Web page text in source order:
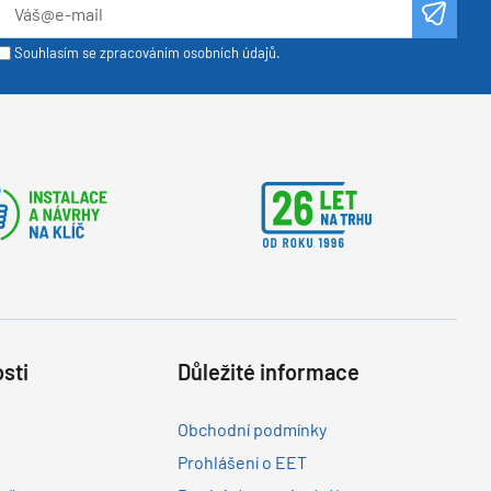
Souhlasím se zpracováním osobních údajů.
Důležité informace
Obchodní podmínky
Prohlášení o EET